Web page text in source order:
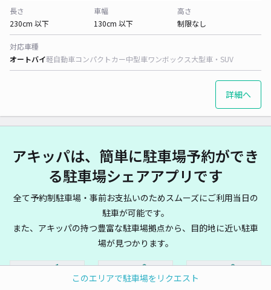
このエリアで駐車場をリクエスト
長さ
230cm 以下
車幅
130cm 以下
高さ
制限なし
対応車種
オートバイ軽自動車コンパクトカー中型車ワンボックス大型車・SUV
詳細へ
アキッパは、簡単に駐車場予約ができ
る駐車場シェアアプリです
全て予約制駐車場・事前お支払いのためスムーズにご利用当日の
駐車が可能です。
また、アキッパの持つ豊富な駐車場拠点から、目的地に近い駐車
場が見つかります。